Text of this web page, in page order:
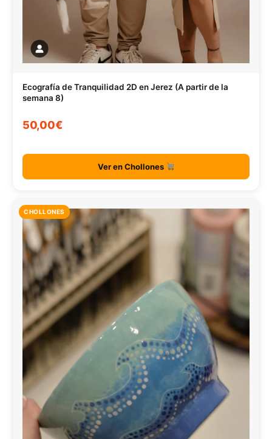
Ecografía de Tranquilidad 2D en Jerez (A partir de la
semana 8)
50,00€
Ver en Chollones
CHOLLONES